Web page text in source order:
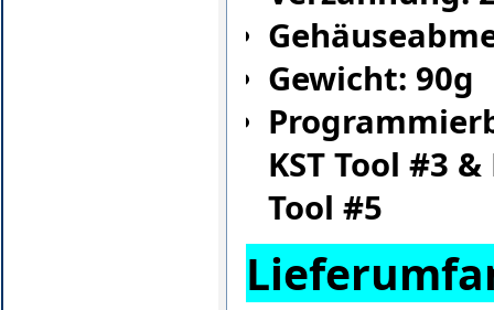
Gewicht: 90g
KST Tool #3 &
Tool #5